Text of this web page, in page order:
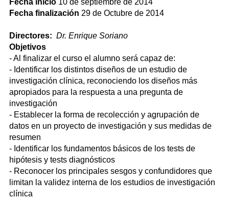
Fecha inicio 10 de septiembre de 2014
Fecha finalización 29 de Octubre de 2014
Directores: Dr. Enrique Soriano
Objetivos
- Al finalizar el curso el alumno será capaz de:
- Identificar los distintos diseños de un estudio de
investigación clínica, reconociendo los diseños más
apropiados para la respuesta a una pregunta de
investigación
- Establecer la forma de recolección y agrupación de
datos en un proyecto de investigación y sus medidas de
resumen
- Identificar los fundamentos básicos de los tests de
hipótesis y tests diagnósticos
- Reconocer los principales sesgos y confundidores que
limitan la validez interna de los estudios de investigación
clínica